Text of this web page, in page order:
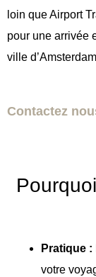
loin que Airport
pour une arrivée
ville
Contactez
Pratique :
votre